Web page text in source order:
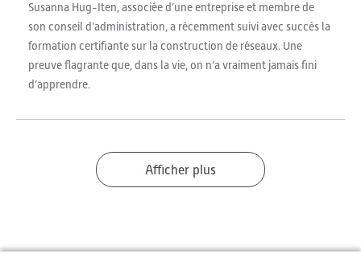
Susanna Hug-Iten, associée d’une entreprise et membre de
son conseil d’administration, a récemment suivi avec succès la
formation certifiante sur la construction de réseaux. Une
preuve flagrante que, dans la vie, on n’a vraiment jamais fini
d’apprendre.
Afficher plus